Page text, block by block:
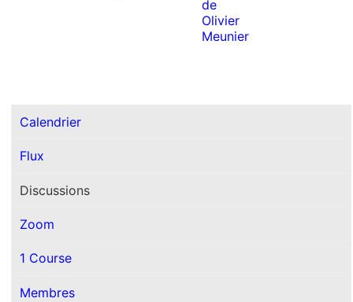
Calendrier
Flux
Discussions
Zoom
1 Course
Membres